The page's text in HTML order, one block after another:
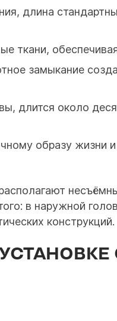
длина
ткани,
замыкание
длится около
образу жизни
в наружной
конструкций.